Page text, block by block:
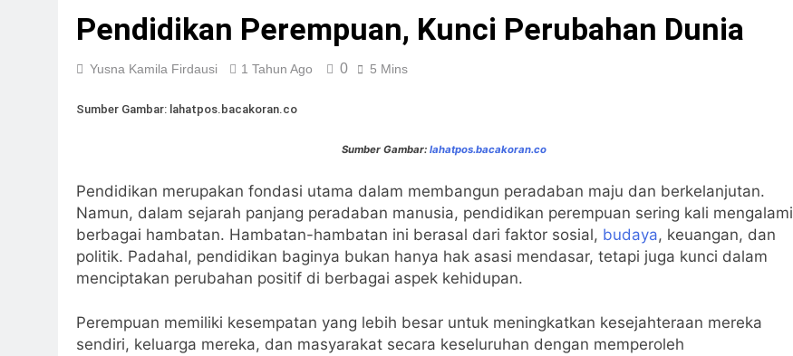
Pendidikan Perempuan, Kunci Perubahan Dunia
Yusna Kamila Firdausi 1 Tahun Ago 0 5 Mins
Sumber Gambar: lahatpos.bacakoran.co
Sumber Gambar: lahatpos.bacakoran.co
Pendidikan merupakan fondasi utama dalam membangun peradaban maju dan berkelanjutan.
Namun, dalam sejarah panjang peradaban manusia, pendidikan perempuan sering kali mengalami
berbagai hambatan. Hambatan-hambatan ini berasal dari faktor sosial, budaya, keuangan, dan
politik. Padahal, pendidikan baginya bukan hanya hak asasi mendasar, tetapi juga kunci dalam
menciptakan perubahan positif di berbagai aspek kehidupan.
Perempuan memiliki kesempatan yang lebih besar untuk meningkatkan kesejahteraan mereka
sendiri, keluarga mereka, dan masyarakat secara keseluruhan dengan memperoleh